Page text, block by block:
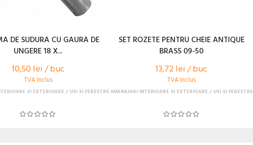
DE SUDURA CU GAURA DE
UNGERE 18 X...
10,50 lei / buc
TVA Inclus
SI EXTERIOARE USI SI FERESTRE
SET ROZETE PENTRU CHEIE ANTIQUE
BRASS 09-50
13,72 lei / buc
TVA Inclus
AMENAJARI INTERIOARE SI EXTERIOARE USI SI FERESTRE